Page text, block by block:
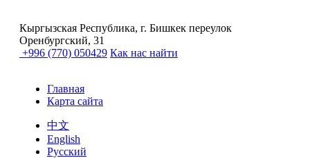
Кыргызская Республика, г. Бишкек переулок
Оренбургский, 31
+996 (770) 050429 Как нас найти
Главная
Карта сайта
中文
English
Русский